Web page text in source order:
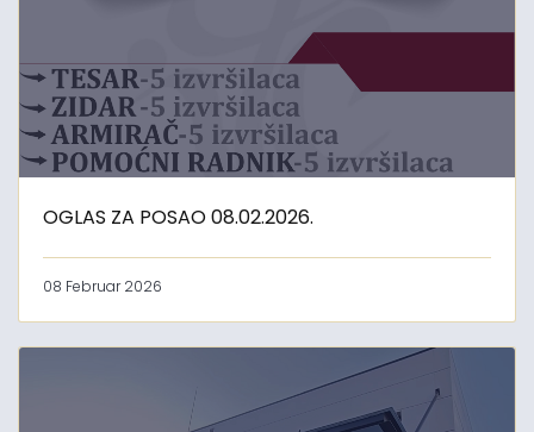
OGLAS ZA POSAO 08.02.2026.
08 Februar 2026